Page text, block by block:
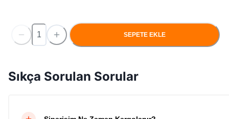
SEPETE EKLE
Sıkça Sorulan Sorular